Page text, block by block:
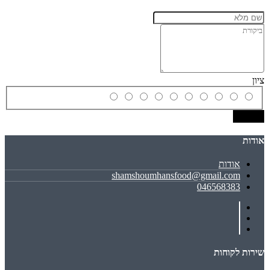
ציון
אודות
אודות
shamshoumhansfood@gmail.com
046568383
שירות לקוחות